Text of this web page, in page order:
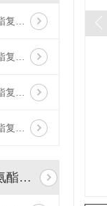
硬泡聚氨酯复合抛光面陶瓷薄板保温装饰一体板
硬泡聚氨酯复合荔枝面陶瓷薄板保温装饰一体板
硬泡聚氨酯复合浅荔枝面陶瓷薄板保温装饰一体板
硬泡聚氨酯复合哑光面陶瓷薄板保温装饰一体板
硬泡聚氨酯复合板